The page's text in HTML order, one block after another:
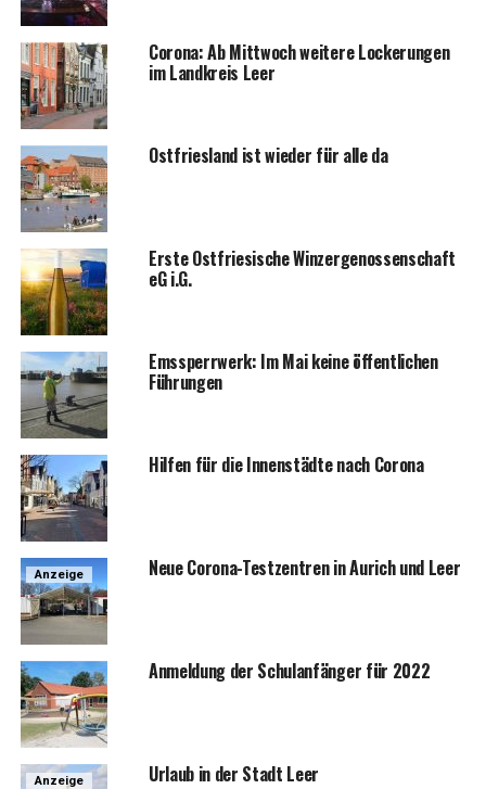
Coro­na: Ab Mitt­woch wei­te­re Locke­run­gen
im Land­kreis Leer
Ost­fries­land ist wie­der für alle da
Ers­te Ost­frie­si­sche Win­zer­ge­nos­sen­schaft
eG i.G.
Ems­sperr­werk: Im Mai kei­ne öffent­li­chen
Führungen
Hil­fen für die Innen­städ­te nach Corona
Anzeige Neue Coro­na-Test­zen­tren in Aurich und Leer
Anmel­dung der Schul­an­fän­ger für 2022
Anzeige Urlaub in der Stadt Leer